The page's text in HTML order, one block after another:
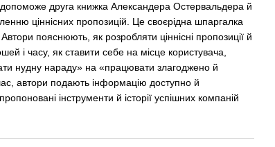
допоможе друга книжка Александера Остервальдера й
ціннісних пропозицій. Це своєрідна шпаргалка
пояснюють, як розробляти ціннісні пропозиції й
і часу, як ставити себе на місце користувача,
нудну нараду» на «працювати злагоджено й
автори подають інформацію доступно й
інструменти й історії успішних компаній